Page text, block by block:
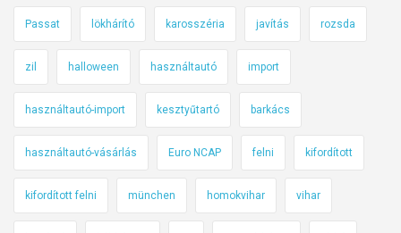
Passat lökhárító karosszéria javítás rozsda
zil halloween használtautó import
használtautó-import kesztyűtartó barkács
használtautó-vásárlás Euro NCAP felni kifordított
kifordított felni münchen homokvihar vihar